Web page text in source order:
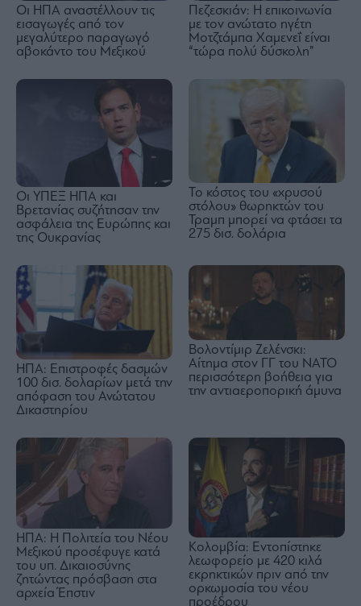
Οι ΗΠΑ αναστέλλουν τις
εισαγωγές από τον
μεγαλύτερο παραγωγό
αβοκάντο του Μεξικού
Πεζεσκιάν: Η επικοινωνία
με τον ανώτατο ηγέτη
Μοτζτάμπα Χαμενεΐ είναι
“τώρα πολύ δύσκολη”
Οι ΥΠΕΞ ΗΠΑ και
Βρετανίας συζήτησαν την
ασφάλεια της Ευρώπης και
της Ουκρανίας
Το κόστος του «χρυσού
στόλου» θωρηκτών του
Τραμπ μπορεί να φτάσει τα
275 δισ. δολάρια
ΗΠΑ: Επιστροφές δασμών
100 δισ. δολαρίων μετά την
απόφαση του Ανώτατου
Δικαστηρίου
Βολοντίμιρ Ζελένσκι:
Αίτημα στον ΓΓ του ΝΑΤΟ
περισσότερη βοήθεια για
την αντιαεροπορική άμυνα
ΗΠΑ: Η Πολιτεία του Νέου
Μεξικού προσέφυγε κατά
του υπ. Δικαιοσύνης
ζητώντας πρόσβαση στα
αρχεία Έπστιν
Κολομβία: Εντοπίστηκε
λεωφορείο με 420 κιλά
εκρηκτικών πριν από την
ορκωμοσία του νέου
προέδρου